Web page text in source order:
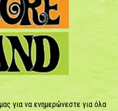
για να ενημερώνεστε για όλα